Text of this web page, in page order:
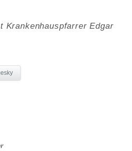
Krankenhauspfarrer Edgar